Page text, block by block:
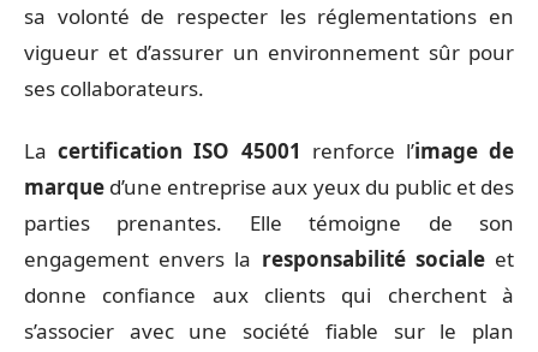
sa volonté de respecter les réglementations en
vigueur et d’assurer un environnement sûr pour
ses collaborateurs.
Lacertification ISO 45001 renforce l’image de
marque d’une entreprise aux yeux du public et des
parties prenantes. Elle témoigne de son
engagement envers la responsabilité socialeet
donne confiance aux clients qui cherchent à
s’associer avec une société fiable sur le plan